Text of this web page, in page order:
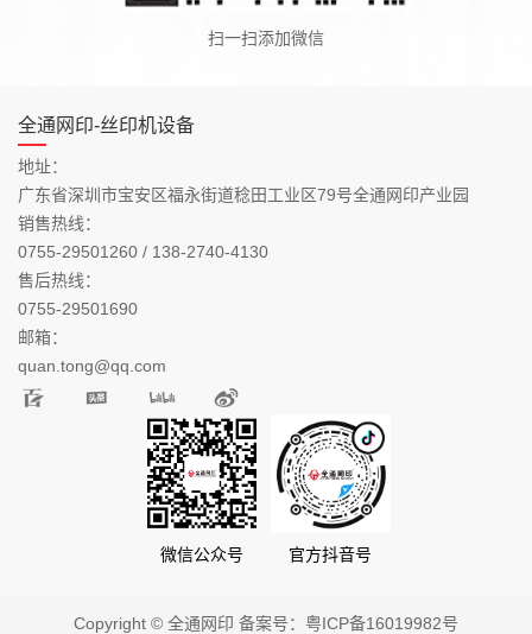
扫一扫添加微信
全通网印-丝印机设备
地址：
广东省深圳市宝安区福永街道稔田工业区79号全通网印产业园
销售热线：
0755-29501260 / 138-2740-4130
售后热线：
0755-29501690
邮箱：
quan.tong@qq.com
微信公众号 官方抖音号
Copyright © 全通网印 备案号： 粤ICP备16019982号